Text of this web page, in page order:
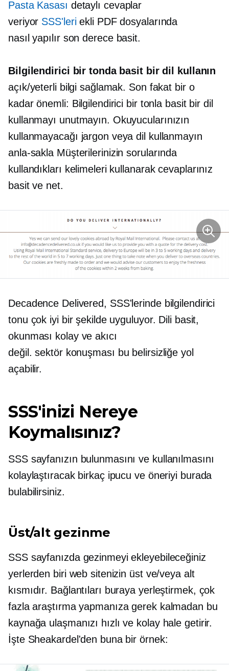
Pasta Kasası detaylı cevaplar
veriyor SSS'leriekli PDF dosyalarında
nasıl yapılır son derece basit.
Bilgilendirici bir tonda basit bir dil kullanın
açık/yeterli bilgi sağlamak. Son fakat bir o
kadar önemli: Bilgilendirici bir tonla basit bir dil
kullanmayı unutmayın. Okuyucularınızın
kullanmayacağı jargon veya dil kullanmayın
anla-sakla Müşterilerinizin sorularında
kullandıkları kelimeleri kullanarak cevaplarınız
basit ve net.
Decadence Delivered, SSS'lerinde bilgilendirici
tonu çok iyi bir şekilde uyguluyor. Dili basit,
okunması kolay ve akıcı
değil.sektör konuşması bu belirsizliğe yol
açabilir.
SSS'inizi Nereye
Koymalısınız?
SSS sayfanızın bulunmasını ve kullanılmasını
kolaylaştıracak birkaç ipucu ve öneriyi burada
bulabilirsiniz.
Üst/alt gezinme
SSS sayfanızda gezinmeyi ekleyebileceğiniz
yerlerden biri web sitenizin üst ve/veya alt
kısmıdır. Bağlantıları buraya yerleştirmek, çok
fazla araştırma yapmanıza gerek kalmadan bu
kaynağa ulaşmanızı hızlı ve kolay hale getirir.
İşte Sheakardel'den buna bir örnek: